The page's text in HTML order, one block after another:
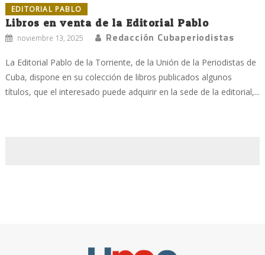
EDITORIAL PABLO
Libros en venta de la Editorial Pablo
noviembre 13, 2025 Redacción Cubaperiodistas
La Editorial Pablo de la Torriente, de la Unión de la Periodistas de
Cuba, dispone en su colección de libros publicados algunos
títulos, que el interesado puede adquirir en la sede de la editorial,...